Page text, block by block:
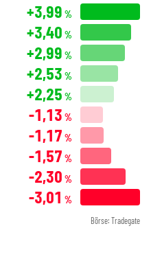
+3,99 %
+3,40 %
+2,99 %
+2,53 %
+2,25 %
-1,13 %
-1,17 %
-1,57 %
-2,30 %
-3,01 %
Börse: Tradegate